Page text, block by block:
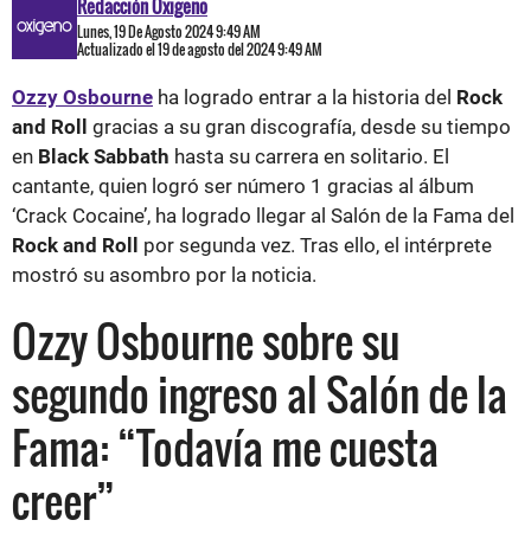
Redacción Oxigeno
Lunes, 19 De Agosto 2024 9:49 AM
Actualizado el 19 de agosto del 2024 9:49 AM
Ozzy Osbourne ha logrado entrar a la historia del Rock
and Roll gracias a su gran discografía, desde su tiempo
en Black Sabbath hasta su carrera en solitario. El
cantante, quien logró ser número 1 gracias al álbum
‘Crack Cocaine’, ha logrado llegar al Salón de la Fama del
Rock and Roll por segunda vez. Tras ello, el intérprete
mostró su asombro por la noticia.
Ozzy Osbourne sobre su
segundo ingreso al Salón de la
Fama: “Todavía me cuesta
creer”